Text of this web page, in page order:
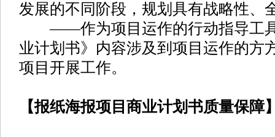
发展的不同阶段，规划具有战略性、
——作为项目运作的行动指导工具
业计划书》内容涉及到项目运作的方
项目开展工作。
【报纸海报项目商业计划书质量保障